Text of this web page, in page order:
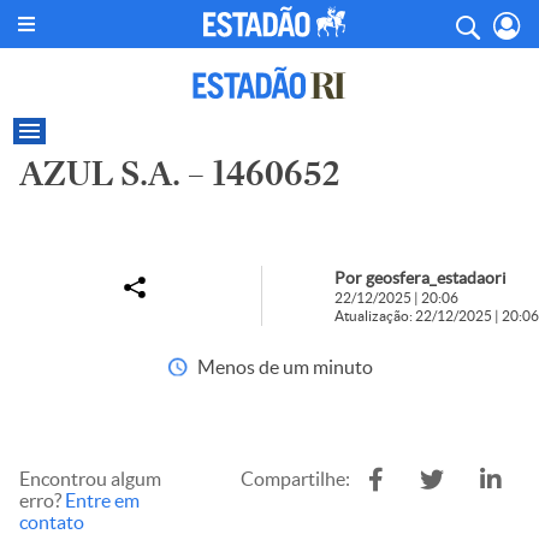
AZUL S.A. – 1460652
Por geosfera_estadaori
22/12/2025 | 20:06
Atualização: 22/12/2025 | 20:06
Menos de um minuto
Encontrou algum
erro? Entre em
contato
Compartilhe: